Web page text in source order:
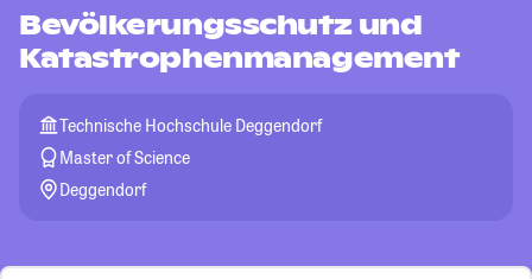
Bevölkerungsschutz und
Katastrophenmanagement
Technische Hochschule Deggendorf
Master of Science
Deggendorf